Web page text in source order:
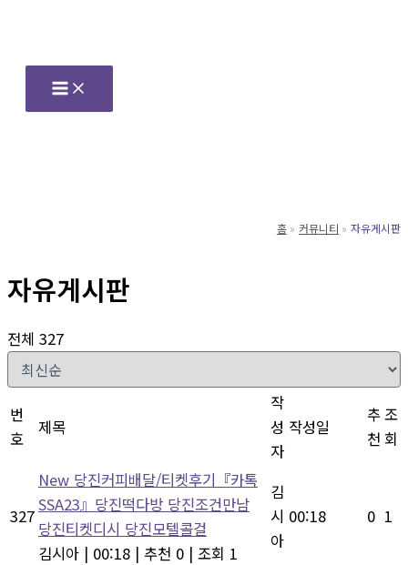
홈 커뮤니티 자유게시판
자유게시판
전체 327
번
호
제목
작
성
자
작성일
추
천
조
회
327
New 당진커피배달/티켓후기『카톡
SSA23』당진떡다방 당진조건만남
당진티켓디시 당진모텔콜걸
김시아 | 00:18 | 추천 0 | 조회 1
김
시
아
00:18 0 1